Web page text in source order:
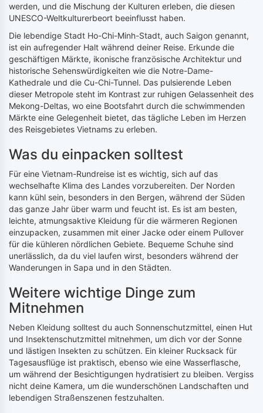
werden, und die Mischung der Kulturen erleben, die diesen
UNESCO-Weltkulturerbeort beeinflusst haben.
Die lebendige Stadt Ho-Chi-Minh-Stadt, auch Saigon genannt,
ist ein aufregender Halt während deiner Reise. Erkunde die
geschäftigen Märkte, ikonische französische Architektur und
historische Sehenswürdigkeiten wie die Notre-Dame-
Kathedrale und die Cu-Chi-Tunnel. Das pulsierende Leben
dieser Metropole steht im Kontrast zur ruhigen Gelassenheit des
Mekong-Deltas, wo eine Bootsfahrt durch die schwimmenden
Märkte eine Gelegenheit bietet, das tägliche Leben im Herzen
des Reisgebietes Vietnams zu erleben.
Was du einpacken solltest
Für eine Vietnam-Rundreise ist es wichtig, sich auf das
wechselhafte Klima des Landes vorzubereiten. Der Norden
kann kühl sein, besonders in den Bergen, während der Süden
das ganze Jahr über warm und feucht ist. Es ist am besten,
leichte, atmungsaktive Kleidung für die wärmeren Regionen
einzupacken, zusammen mit einer Jacke oder einem Pullover
für die kühleren nördlichen Gebiete. Bequeme Schuhe sind
unerlässlich, da du viel laufen wirst, besonders während der
Wanderungen in Sapa und in den Städten.
Weitere wichtige Dinge zum
Mitnehmen
Neben Kleidung solltest du auch Sonnenschutzmittel, einen Hut
und Insektenschutzmittel mitnehmen, um dich vor der Sonne
und lästigen Insekten zu schützen. Ein kleiner Rucksack für
Tagesausflüge ist praktisch, ebenso wie eine Wasserflasche,
um während der Besichtigungen hydratisiert zu bleiben. Vergiss
nicht deine Kamera, um die wunderschönen Landschaften und
lebendigen Straßenszenen festzuhalten.